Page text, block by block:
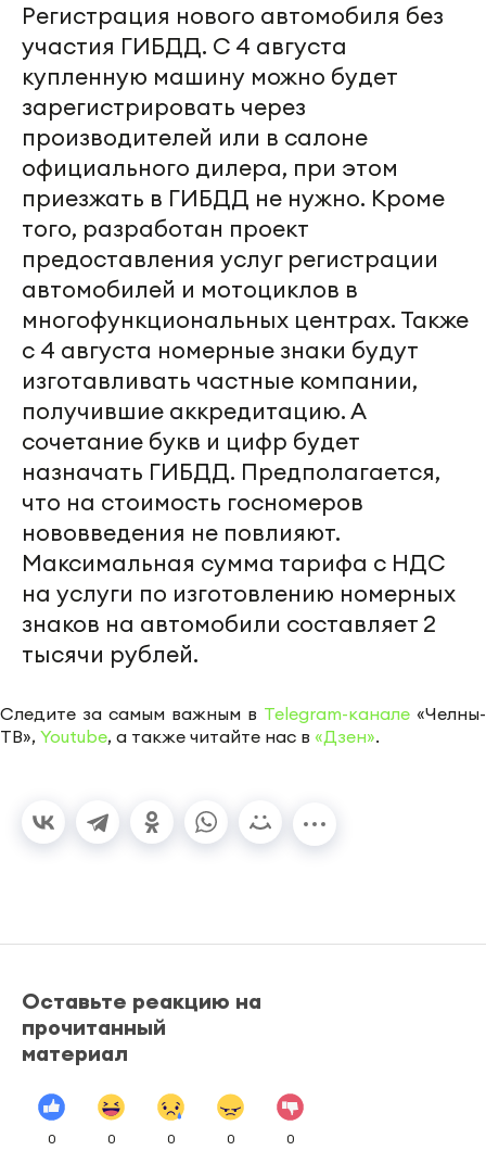
Регистрация нового автомобиля без
участия ГИБДД. С 4 августа
купленную машину можно будет
зарегистрировать через
производителей или в салоне
официального дилера, при этом
приезжать в ГИБДД не нужно. Кроме
того, разработан проект
предоставления услуг регистрации
автомобилей и мотоциклов в
многофункциональных центрах. Также
с 4 августа номерные знаки будут
изготавливать частные компании,
получившие аккредитацию. А
сочетание букв и цифр будет
назначать ГИБДД. Предполагается,
что на стоимость госномеров
нововведения не повлияют.
Максимальная сумма тарифа с НДС
на услуги по изготовлению номерных
знаков на автомобили составляет 2
тысячи рублей.
Следите за самым важным в Telegram-канале «Челны-
ТВ», Youtube, а также читайте нас в «Дзен».
Оставьте реакцию на
прочитанный
материал
0 0 0 0 0